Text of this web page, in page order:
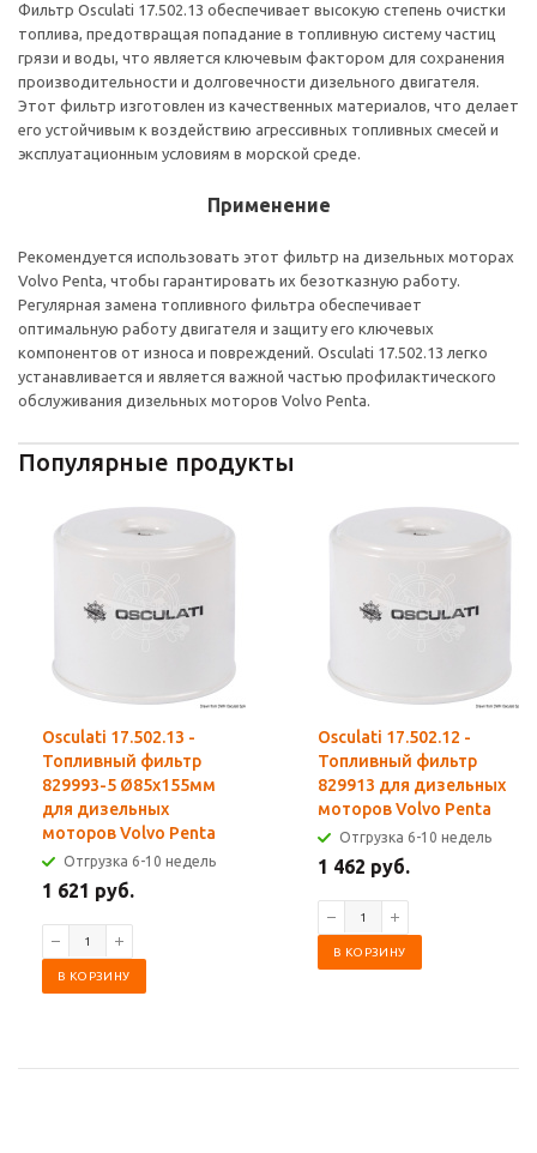
Фильтр Osculati 17.502.13 обеспечивает высокую степень очистки
топлива, предотвращая попадание в топливную систему частиц
грязи и воды, что является ключевым фактором для сохранения
производительности и долговечности дизельного двигателя.
Этот фильтр изготовлен из качественных материалов, что делает
его устойчивым к воздействию агрессивных топливных смесей и
эксплуатационным условиям в морской среде.
Применение
Рекомендуется использовать этот фильтр на дизельных моторах
Volvo Penta, чтобы гарантировать их безотказную работу.
Регулярная замена топливного фильтра обеспечивает
оптимальную работу двигателя и защиту его ключевых
компонентов от износа и повреждений. Osculati 17.502.13 легко
устанавливается и является важной частью профилактического
обслуживания дизельных моторов Volvo Penta.
Популярные продукты
Osculati 17.502.13 -
Топливный фильтр
829993-5 Ø85x155мм
для дизельных
моторов Volvo Penta
Отгрузка 6-10 недель
1 621 руб.
В КОРЗИНУ
Osculati 17.502.12 -
Топливный фильтр
829913 для дизельных
моторов Volvo Penta
Отгрузка 6-10 недель
1 462 руб.
В КОРЗИНУ